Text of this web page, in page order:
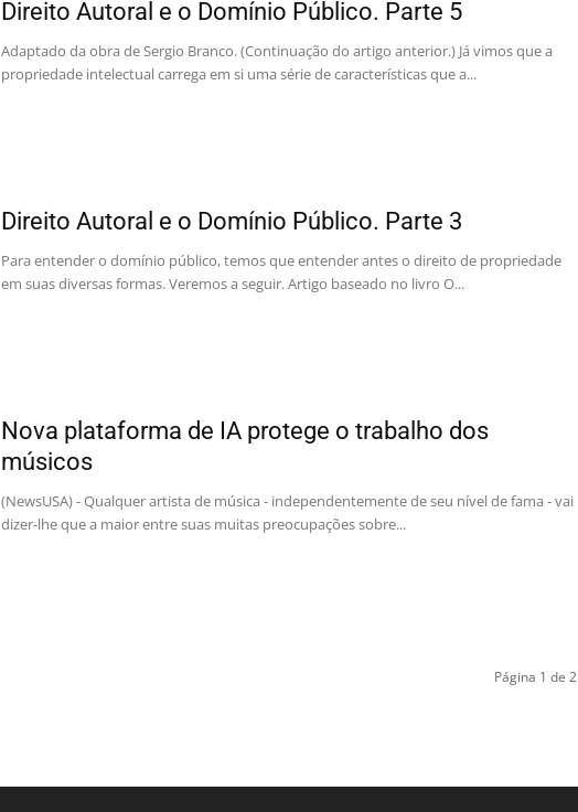
Direito Autoral e o Domínio Público. Parte 5
Adaptado da obra de Sergio Branco. (Continuação do artigo anterior.) Já vimos que a
propriedade intelectual carrega em si uma série de características que a...
Direito Autoral e o Domínio Público. Parte 3
Para entender o domínio público, temos que entender antes o direito de propriedade
em suas diversas formas. Veremos a seguir. Artigo baseado no livro O...
Nova plataforma de IA protege o trabalho dos
músicos
(NewsUSA) - Qualquer artista de música - independentemente de seu nível de fama - vai
dizer-lhe que a maior entre suas muitas preocupações sobre...
Página 1 de 2